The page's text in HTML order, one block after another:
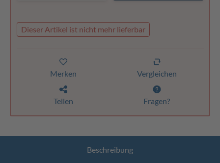
Dieser Artikel ist nicht mehr lieferbar
Merken Vergleichen
Teilen Fragen?
Beschreibung